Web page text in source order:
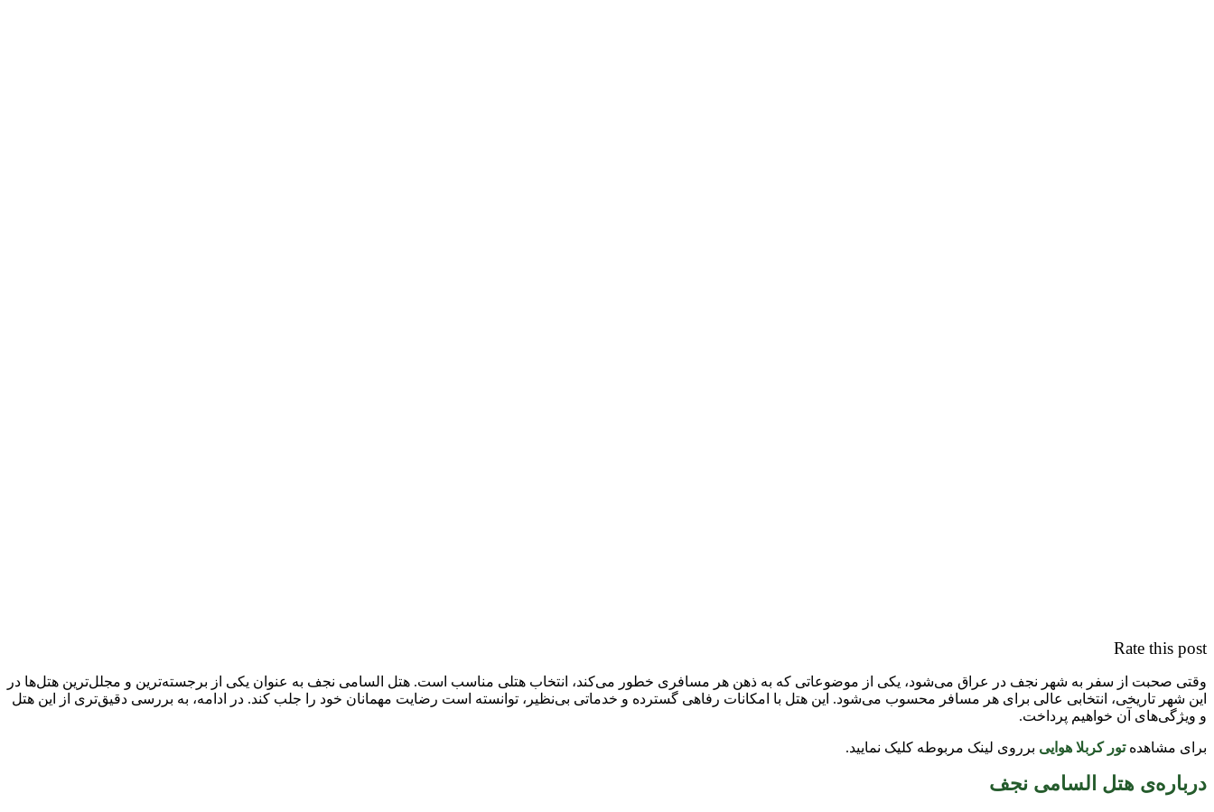
Rate this post
وقتی صحبت از سفر به شهر نجف در عراق می‌شود، یکی از موضوعاتی که به ذهن هر مسافری خطور می‌کند، انتخاب هتلی مناسب است. هتل السامی نجف به عنوان یکی از برجسته‌ترین و مجلل‌ترین هتل‌ها در
این شهر تاریخی، انتخابی عالی برای هر مسافر محسوب می‌شود. این هتل با امکانات رفاهی گسترده و خدماتی بی‌نظیر، توانسته است رضایت مهمانان خود را جلب کند. در ادامه، به بررسی دقیق‌تری از این هتل
و ویژگی‌های آن خواهیم پرداخت.
برای مشاهدهتور کربلا هوایی برروی لینک مربوطه کلیک نمایید.
درباره‌ی هتل السامی نجف